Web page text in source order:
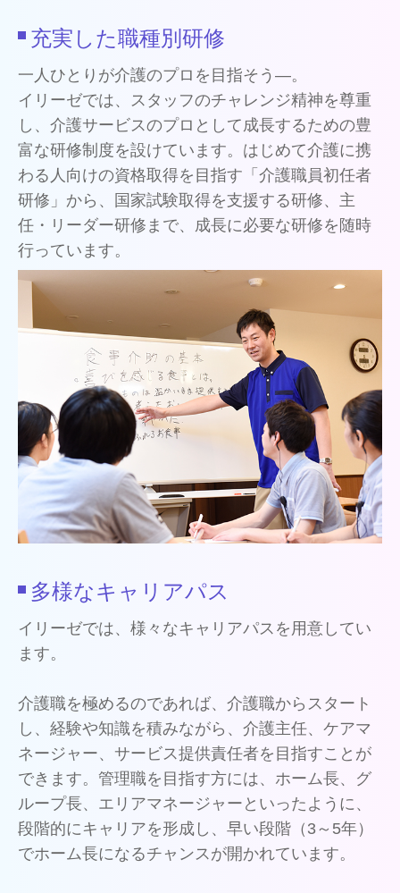
充実した職種別研修
一人ひとりが介護のプロを目指そう―。
イリーゼでは、スタッフのチャレンジ精神を尊重
し、介護サービスのプロとして成長するための豊
富な研修制度を設けています。はじめて介護に携
わる人向けの資格取得を目指す「介護職員初任者
研修」から、国家試験取得を支援する研修、主
任・リーダー研修まで、成長に必要な研修を随時
行っています。
多様なキャリアパス
イリーゼでは、様々なキャリアパスを用意してい
ます。
介護職を極めるのであれば、介護職からスタート
し、経験や知識を積みながら、介護主任、ケアマ
ネージャー、サービス提供責任者を目指すことが
できます。管理職を目指す方には、ホーム長、グ
ループ長、エリアマネージャーといったように、
段階的にキャリアを形成し、早い段階（3～5年）
でホーム長になるチャンスが開かれています。